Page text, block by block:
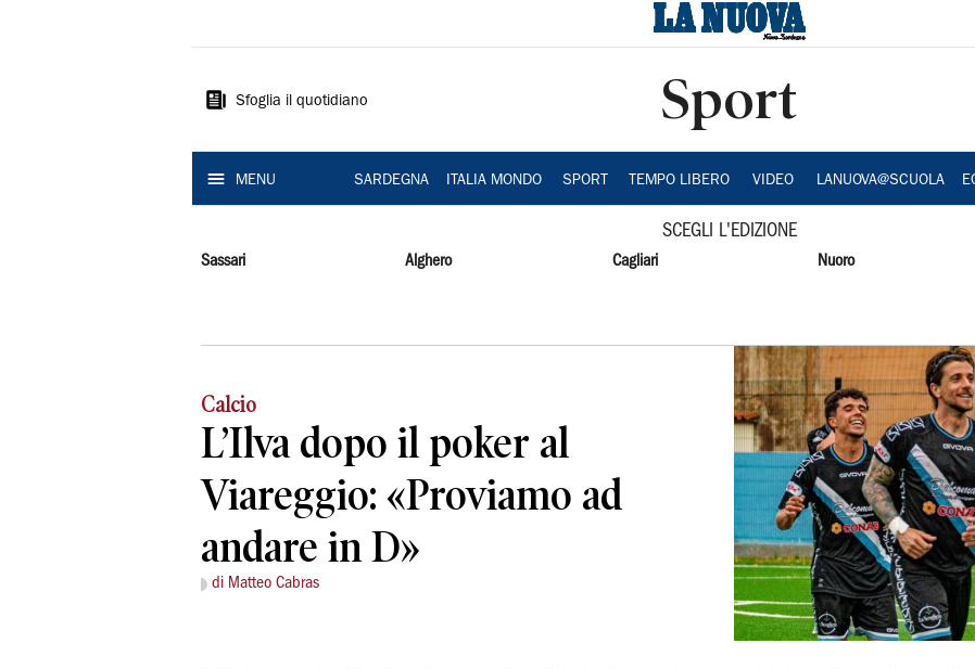
Sardegna
Sfoglia il quotidiano Sport
MENU SARDEGNA ITALIA MONDO SPORT TEMPO LIBERO VIDEO LANUOVA@SCUOLA
SCEGLI L'EDIZIONE
Sassari Alghero Cagliari Nuoro
Calcio
L’Ilva dopo il poker al
Viareggio: «Proviamo ad
andare in D»
di Matteo Cabras